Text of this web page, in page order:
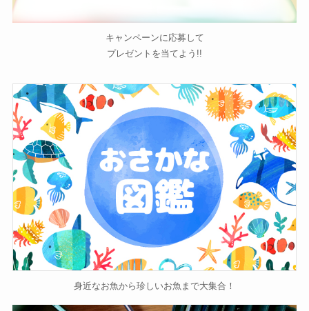
キャンペーンに応募して
プレゼントを当てよう!!
身近なお魚から珍しいお魚まで大集合！